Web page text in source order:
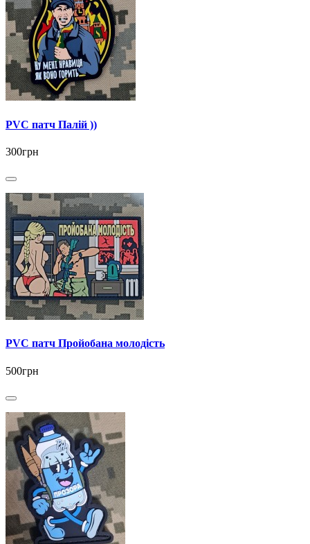
PVC патч Палій ))
300грн
PVC патч Пройобана молодість
500грн